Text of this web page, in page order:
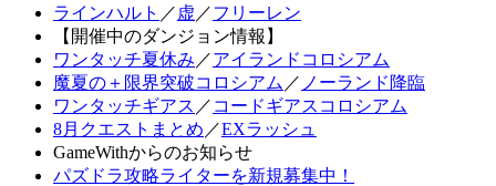
ラインハルト ／ 虚 ／フリーレン
【開催中のダンジョン情報】
ワンタッチ夏休み ／アイランドコロシアム
魔夏の＋限界突破コロシアム ／ ノーランド降臨
ワンタッチギアス ／ コードギアスコロシアム
8月クエストまとめ ／EXラッシュ
GameWithからのお知らせ
パズドラ攻略ライターを新規募集中！